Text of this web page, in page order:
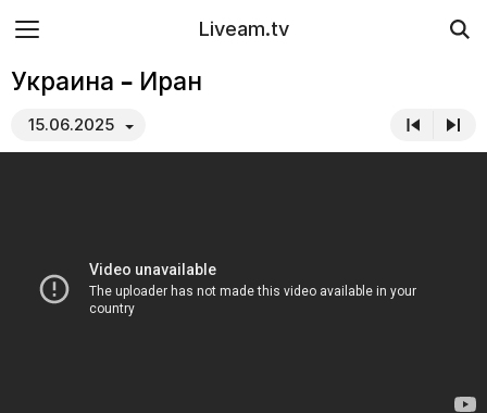
Liveam.tv
Украина – Иран
15.06.2025